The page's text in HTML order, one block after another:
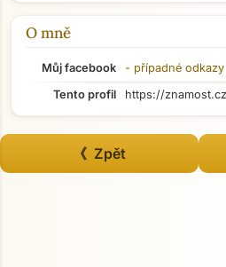
O mně
Můj facebook - případné
Tento profil
https://
《 Zpět